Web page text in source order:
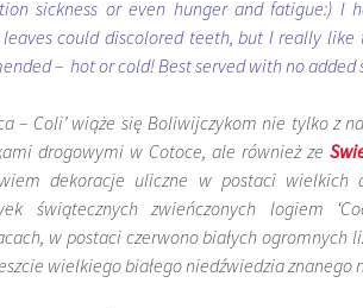
sickness or even hunger and fatigue:) I
could discolored teeth, but I really
– hot or cold! Best served with no added
– Coli’ wiąże się Boliwijczykom nie tylko z
drogowymi w Cotoce, ale również ze
dekoracje uliczne w postaci wielkich
świątecznych zwieńczonych logiem
w postaci czerwono białych ogromnych
wielkiego białego niedźwiedzia znanego